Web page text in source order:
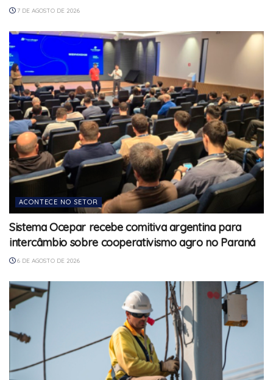
7 DE AGOSTO DE 2026
ACONTECE NO SETOR
Sistema Ocepar recebe comitiva argentina para
intercâmbio sobre cooperativismo agro no Paraná
6 DE AGOSTO DE 2026